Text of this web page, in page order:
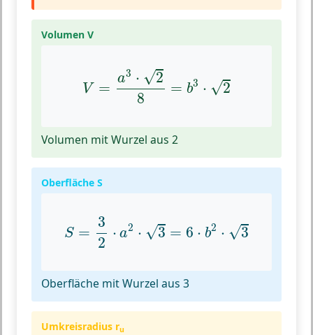
Volumen V
V =
a3 ⋅ √2
8
= b3 ⋅ √2
a 28
Volumen mit Wurzel aus 2
Oberfläche S
S =
3
2
⋅ a2 ⋅ √3 = 6 ⋅ b2 ⋅ √3
S=
Oberfläche mit Wurzel aus 3
Umkreisradius ru